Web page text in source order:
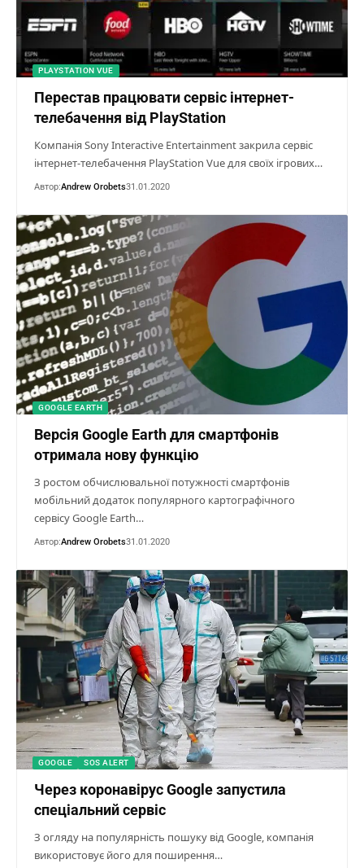
PLAYSTATION VUE
Перестав працювати сервіс інтернет-
телебачення від PlayStation
Компанія Sony Interactive Entertainment закрила сервіс
інтернет-телебачення PlayStation Vue для своїх ігрових…
Автор:Andrew Orobets31.01.2020
GOOGLE EARTH
Версія Google Earth для смартфонів
отримала нову функцію
З ростом обчислювальної потужності смартфонів
мобільний додаток популярного картографічного
сервісу Google Earth…
Автор:Andrew Orobets31.01.2020
GOOGLE SOS ALERT
Через коронавірус Google запустила
спеціальний сервіс
З огляду на популярність пошуку від Google, компанія
використовує його для поширення…